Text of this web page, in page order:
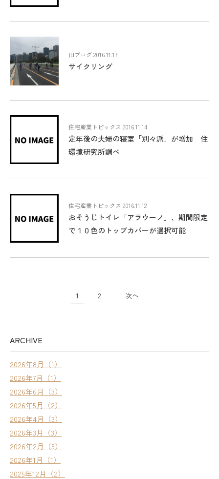
旧ブログ 2016.11.17
サイクリング
住宅産業トピックス 2016.11.14
定年後の夫婦の寝室「別々派」が増加 住
環境研究所調べ
住宅産業トピックス 2016.11.12
おそうじトイレ「アラウーノ」、期間限定
で１０色のトップカバーが選択可能
1 2 次へ
ARCHIVE
2026年8月（1）
2026年7月（1）
2026年6月（3）
2026年5月（2）
2026年4月（3）
2026年3月（3）
2026年2月（5）
2026年1月（1）
2025年12月（2）